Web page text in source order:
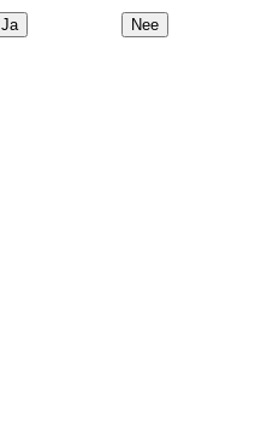
Ja Nee